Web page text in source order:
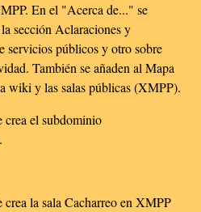
En el "Acerca de..." se
sección Aclaraciones y
servicios públicos y otro sobre
También se añaden al Mapa
wiki y las salas públicas (XMPP).
crea el subdominio
crea la sala Cacharreo en XMPP